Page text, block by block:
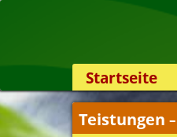
Startseite
Teistungen